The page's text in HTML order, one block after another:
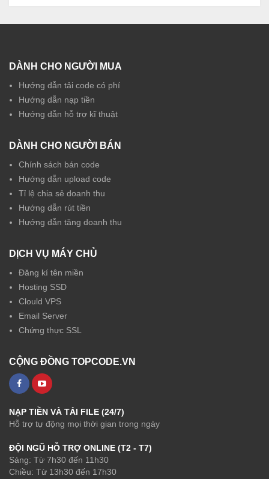
DÀNH CHO NGƯỜI MUA
Hướng dẫn tải code có phí
Hướng dẫn nạp tiền
Hướng dẫn hỗ trợ kĩ thuật
DÀNH CHO NGƯỜI BÁN
Chính sách bán code
Hướng dẫn upload code
Tỉ lệ chia sẻ doanh thu
Hướng dẫn rút tiền
Hướng dẫn tăng doanh thu
DỊCH VỤ MÁY CHỦ
Đăng kí tên miền
Hosting SSD
Clould VPS
Email Server
Chứng thực SSL
CỘNG ĐỒNG TOPCODE.VN
NẠP TIỀN VÀ TẢI FILE (24/7)
Hỗ trợ tự động mọi thời gian trong ngày
ĐỘI NGŨ HỖ TRỢ ONLINE (T2 - T7)
Sáng: Từ 7h30 đến 11h30
Chiều: Từ 13h30 đến 17h30